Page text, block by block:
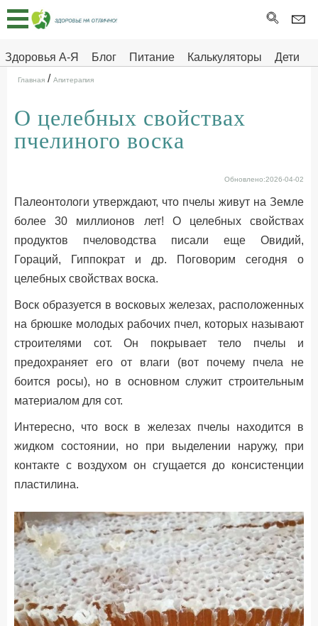
Здоровья А-Я Блог Питание Калькуляторы
Дети
Главная
Тесты
Про
ДЕТЯМ
Главная / Апитерапия
О целебных свойствах
пчелиного воска
Обновлено:2026-04-02
Палеонтологи утверждают, что пчелы живут на Земле
более 30 миллионов лет! О целебных свойствах
продуктов пчеловодства писали еще Овидий,
Гораций, Гиппократ и др. Поговорим сегодня о
целебных свойствах воска.
Воск образуется в восковых железах, расположенных
на брюшке молодых рабочих пчел, которых называют
строителями сот. Он покрывает тело пчелы и
предохраняет его от влаги (вот почему пчела не
боится росы), но в основном служит строительным
материалом для сот.
Интересно, что воск в железах пчелы находится в
жидком состоянии, но при выделении наружу, при
контакте с воздухом он сгущается до консистенции
пластилина.